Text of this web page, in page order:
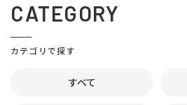
CATEGORY
カテゴリで探す
すべて